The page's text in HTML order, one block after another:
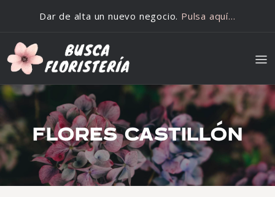
Dar de alta un nuevo negocio. Pulsa aquí…
FLORES CASTILLÓN